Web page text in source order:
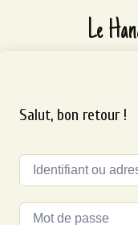
Le
Salut, bon retour !